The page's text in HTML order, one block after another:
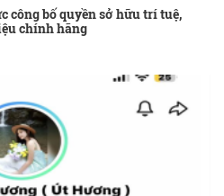
công bố quyền sở hữu trí tuệ,
chính hãng